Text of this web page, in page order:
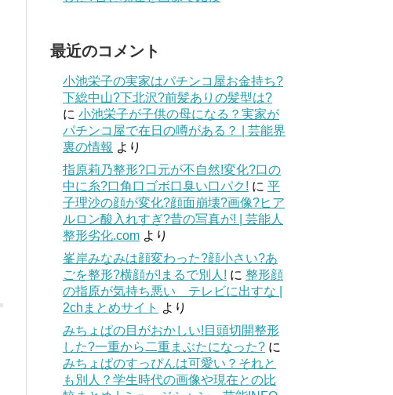
最近のコメント
小池栄子の実家はパチンコ屋お金持ち?
下総中山?下北沢?前髪ありの髪型は?
に 小池栄子が子供の母になる？実家が
パチンコ屋で在日の噂がある？ | 芸能界
裏の情報 より
指原莉乃整形?口元が不自然!変化?口の
中に糸?口角口ゴボ口臭い口パク! に 平
子理沙の顔が変化?顔面崩壊?画像?ヒア
ルロン酸入れすぎ?昔の写真が! | 芸能人
整形劣化.com より
峯岸みなみは顔変わった?顔小さい?あ
ごを整形?横顔が!まるで別人! に 整形顔
の指原が気持ち悪い テレビに出すな |
2chまとめサイト より
みちょぱの目がおかしい!目頭切開整形
した?一重から二重まぶたになった? に
みちょぱのすっぴんは可愛い？それと
も別人？学生時代の画像や現在との比